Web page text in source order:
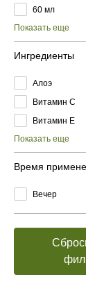
60 мл
Показать еще
Ингредиенты
Алоэ
Витамин C
Витамин E
Показать еще
Время
Вечер